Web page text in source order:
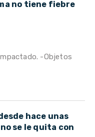
no tiene fiebre
-Objetos
hace unas
se le quita con